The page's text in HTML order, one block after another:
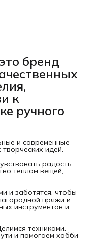
бренд
к
ручного
и современные
идей.
радость
теплом вещей,
и заботятся, чтобы
пряжи и
инструментов и
техниками.
и помогаем хобби